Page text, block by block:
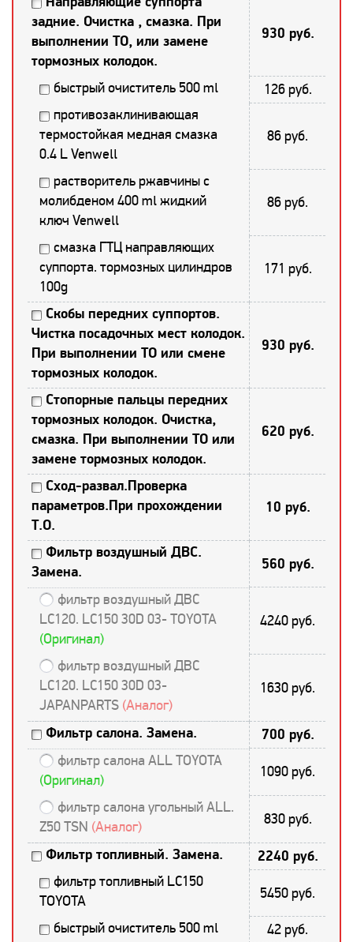
задние. Очистка , смазка. При
выполнении ТО, или замене
тормозных колодок.
930 руб.
быстрый очиститель 500 ml
126 руб.
противозаклинивающая
термостойкая медная смазка
0.4 L Venwell
86 руб.
растворитель ржавчины с
молибденом 400 ml жидкий
ключ Venwell
86 руб.
смазка ГТЦ направляющих
суппорта. тормозных цилиндров
100g
171 руб.
Скобы передних суппортов.
Чистка посадочных мест колодок.
При выполнении ТО или смене
тормозных колодок.
930 руб.
Стопорные пальцы передних
тормозных колодок. Очистка,
смазка. При выполнении ТО или
замене тормозных колодок.
620 руб.
Сход-развал.Проверка
параметров.При прохождении
Т.О.
10 руб.
Фильтр воздушный ДВС.
Замена.
560 руб.
фильтр воздушный ДВС
LC120. LC150 30D 03- TOYOTA
(Оригинал)
4240 руб.
фильтр воздушный ДВС
LC120. LC150 30D 03-
JAPANPARTS (Аналог)
1630 руб.
Фильтр салона. Замена. 700 руб.
фильтр салона ALL TOYOTA
(Оригинал)
1090 руб.
фильтр салона угольный ALL.
Z50 TSN (Аналог) 830 руб.
Фильтр топливный. Замена. 2240 руб.
фильтр топливный LC150
TOYOTA
5450 руб.
быстрый очиститель 500 ml
42 руб.